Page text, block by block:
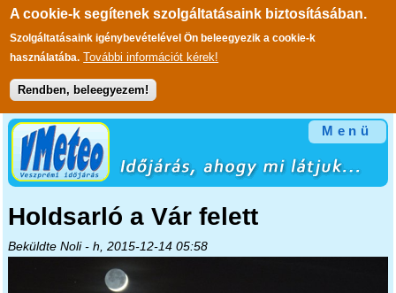
A cookie-k segítenek szolgáltatásaink biztosításában.
Szolgáltatásaink igénybevételével Ön beleegyezik a cookie-k
használatába. További információt kérek!
Rendben, beleegyezem!
Ugrás a tartalomra
Menü
Holdsarló a Vár felett
Beküldte Noli- h, 2015-12-14 05:58